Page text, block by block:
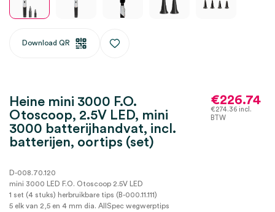
Download QR
Heine mini 3000 F.O.
Otoscoop, 2.5V LED, mini
3000 batterijhandvat, incl.
batterijen, oortips (set)
€226.74
€274.36incl.
BTW
D-008.70.120
mini 3000 LED F.O. Otoscoop 2.5V LED
1 set (4 stuks) herbruikbare tips (B-000.11.111)
5 elk van 2,5 en 4 mm dia. AllSpec wegwerptips